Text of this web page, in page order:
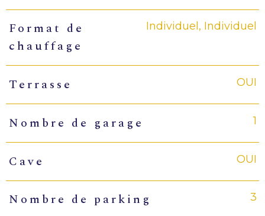
Format de
chauffage
Individuel, Individuel
Terrasse OUI
Nombre de garage 1
Cave OUI
Nombre de parking 3